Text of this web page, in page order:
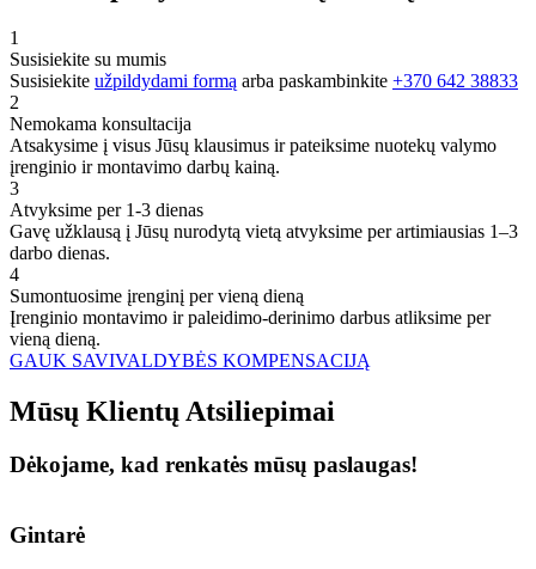
1
Susisiekite su mumis
Susisiekite užpildydami formą arba paskambinkite +370 642 38833
2
Nemokama konsultacija
Atsakysime į visus Jūsų klausimus ir pateiksime nuotekų valymo
įrenginio ir montavimo darbų kainą.
3
Atvyksime per 1-3 dienas
Gavę užklausą į Jūsų nurodytą vietą atvyksime per artimiausias 1–3
darbo dienas.
4
Sumontuosime įrenginį per vieną dieną
Įrenginio montavimo ir paleidimo-derinimo darbus atliksime per
vieną dieną.
GAUK SAVIVALDYBĖS KOMPENSACIJĄ
Mūsų Klientų Atsiliepimai
Dėkojame, kad renkatės mūsų paslaugas!
Gintarė